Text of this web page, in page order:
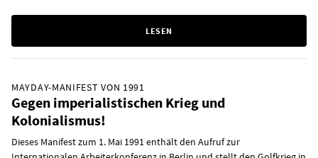
LESEN
MAYDAY-MANIFEST VON 1991
Gegen imperialistischen Krieg und
Kolonialismus!
Dieses Manifest zum 1. Mai 1991 enthält den Aufruf zur